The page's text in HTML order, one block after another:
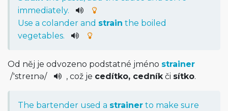
immediately.
Use a colander and strain the boiled
vegetables.
Od něj je odvozeno podstatné jméno strainer
/'streɪnə­/ , což je cedítko, cedníkči sítko.
The bartender used a strainer to make sure